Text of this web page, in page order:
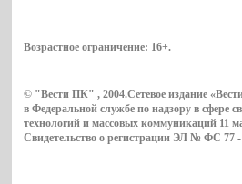
Возрастное ограничение: 16+.
© "Вести ПК" , 2004.Сетевое издание
в Федеральной службе по надзору в сфере
технологий и массовых коммуникаций 11
Свидетельство о регистрации ЭЛ № ФС 77 -